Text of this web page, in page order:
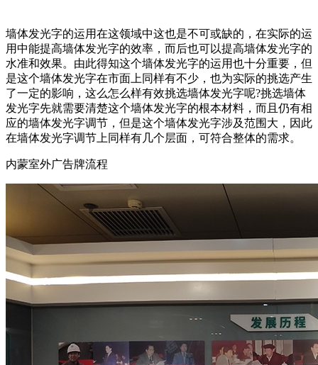
墙体发光字的运用在这领域中这也是不可或缺的，在实际的运
用中能提高墙体发光字的效率，而后也可以提高墙体发光字的
水准和效果。由此得知这个墙体发光字的运用也十分重要，但
是这个墙体发光字在市面上同样有不少，也为实际的挑选产生
了一定的影响，这么怎么样有效挑选墙体发光字呢?挑选墙体
发光字先就需要清楚这个墙体发光字的根本材料，而且仍有相
应的墙体发光字调节，但是这个墙体发光字涉及范围大，因此
在墙体发光字调节上同样有几个层面，可符合整体的需求。
内蒙室外广告牌流程